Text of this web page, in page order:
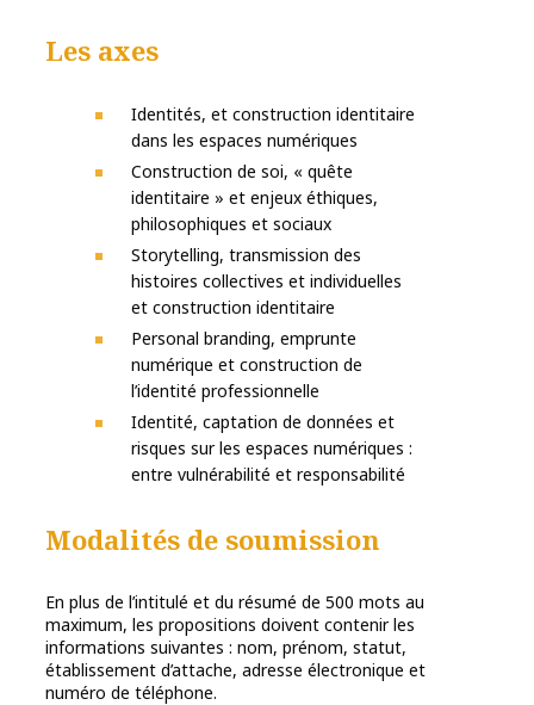
Les axes
Identités, et construction identitaire
dans les espaces numériques
Construction de soi, « quête
identitaire » et enjeux éthiques,
philosophiques et sociaux
Storytelling, transmission des
histoires collectives et individuelles
et construction identitaire
Personal branding, emprunte
numérique et construction de
l’identité professionnelle
Identité, captation de données et
risques sur les espaces numériques :
entre vulnérabilité et responsabilité
Modalités de soumission
En plus de l’intitulé et du résumé de 500 mots au
maximum, les propositions doivent contenir les
informations suivantes : nom, prénom, statut,
établissement d’attache, adresse électronique et
numéro de téléphone.